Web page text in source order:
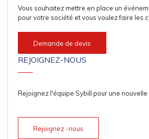
Vous souhaitez mettre en place un
pour votre société et vous voulez faire les
Demande de devis
REJOIGNEZ-NOUS
Rejoignez l'équipe Sybill pour une
Rejoignez -nous